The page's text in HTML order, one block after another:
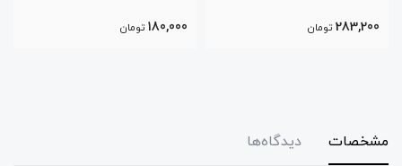
283,200 تومان 180,000 تومان
مشخصات دیدگاه‌ها